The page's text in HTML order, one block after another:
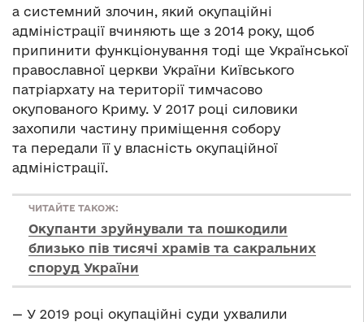
а системний злочин, який окупаційні
адміністрації вчиняють ще з 2014 року, щоб
припинити функціонування тоді ще Української
православної церкви України Київського
патріархату на території тимчасово
окупованого Криму. У 2017 році силовики
захопили частину приміщення собору
та передали її у власність окупаційної
адміністрації.
ЧИТАЙТЕ ТАКОЖ:
Окупанти зруйнували та пошкодили
близько пів тисячі храмів та сакральних
споруд України
— У 2019 році окупаційні суди ухвалили